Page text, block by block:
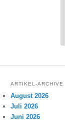
ARTIKEL-ARCHIVE
August 2026
Juli 2026
Juni 2026